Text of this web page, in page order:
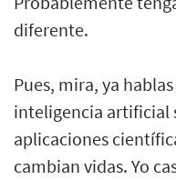
diferente.
Pues, mira, ya
inteligencia artificial
aplicaciones
cambian vidas. Yo